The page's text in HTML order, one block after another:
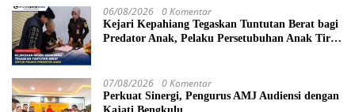
06/08/2026 0 Komentar
Kejari Kepahiang Tegaskan Tuntutan Berat bagi
Predator Anak, Pelaku Persetubuhan Anak Tiri
07/08/2026 0 Komentar
Perkuat Sinergi, Pengurus AMJ Audiensi dengan